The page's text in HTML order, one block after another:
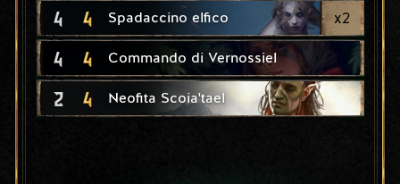
4 4 Spadaccino elfico x2
4 4 Commando di Vernossiel
2 4 Neofita Scoia'tael